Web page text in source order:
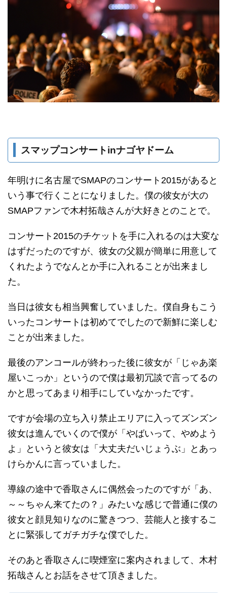
スマップコンサートinナゴヤドーム
年明けに名古屋でSMAPのコンサート2015があると
いう事で行くことになりました。僕の彼女が大の
SMAPファンで木村拓哉さんが大好きとのことで。
コンサート2015のチケットを手に入れるのは大変な
はずだったのですが、彼女の父親が簡単に用意して
くれたようでなんとか手に入れることが出来まし
た。
当日は彼女も相当興奮していました。僕自身もこう
いったコンサートは初めてでしたので新鮮に楽しむ
ことが出来ました。
最後のアンコールが終わった後に彼女が「じゃあ楽
屋いこっか」というので僕は最初冗談で言ってるの
かと思ってあまり相手にしていなかったです。
ですが会場の立ち入り禁止エリアに入ってズンズン
彼女は進んでいくので僕が「やばいって、やめよう
よ」というと彼女は「大丈夫だいじょうぶ」とあっ
けらかんに言っていました。
導線の途中で香取さんに偶然会ったのですが「あ、
～～ちゃん来てたの？」みたいな感じで普通に僕の
彼女と顔見知りなのに驚きつつ、芸能人と接するこ
とに緊張してガチガチな僕でした。
そのあと香取さんに喫煙室に案内されまして、木村
拓哉さんとお話をさせて頂きました。